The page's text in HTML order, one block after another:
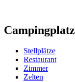
Campingplatz
Stellplätze
Restaurant
Zimmer
Zelten